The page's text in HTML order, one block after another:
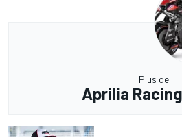
Plus de
Aprilia